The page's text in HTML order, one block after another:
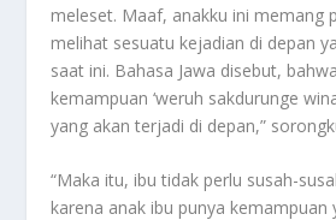
meleset. Maaf, anakku ini memang
melihat sesuatu kejadian di depan
saat ini. Bahasa Jawa disebut,
kemampuan ‘weruh sakdurunge
yang akan terjadi di depan,”
“Maka itu, ibu tidak perlu susah-
karena anak ibu punya kemampuan